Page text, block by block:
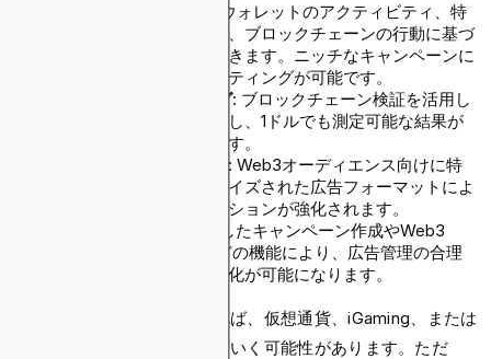
: ウォレットのアクティビティ、特
定のトークンの保有状況、ブロックチェーンの行動に基づ
いてユーザーにリーチできます。ニッチなキャンペーンに
は他に類を見ないターゲティングが可能です。
透明な ROI トラッキング: ブロックチェーン検証を活用し
てパフォーマンスを追跡し、1ドルでも測定可能な結果が
得られることを確認します。
: Web3オーディエンス向けに特
別に設計されたカスタマイズされた広告フォーマットによ
り、ユーザーインタラクションが強化されます。
: AIを活用したキャンペーン作成やWeb3
Cookieテクノロジーなどの機能により、広告管理の合理
化とリアルタイムの最適化が可能になります。
メタ広告の制限に対処できれば、仮想通貨、iGaming、または
賭けのキャンペーンでうまくいく可能性があります。ただ